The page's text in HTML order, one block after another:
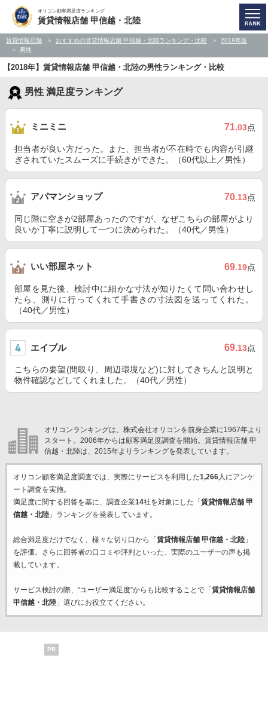
オリコン顧客満足度ランキング
賃貸情報店舗 甲信越・北陸
賃貸情報店舗 おすすめの賃貸情報店舗 甲信越・北陸ランキング・比較
2018年版
男性
【2018年】賃貸情報店舗 甲信越・北陸の男性ランキング・比較
男性 満足度ランキング
ミニミニ 71.03点
担当者が良い方だった。また、担当者が不在時でも内容が引継
ぎされていたスムーズに手続きができた。（60代以上／男性）
アパマンショップ 70.13点
同じ階に空きが2部屋あったのですが、なぜこちらの部屋がより
良いか丁寧に説明して一つに決められた。（40代／男性）
いい部屋ネット 69.19点
部屋を見た後、検討中に細かな寸法が知りたくて問い合わせし
たら、測りに行ってくれて手書きの寸法図を送ってくれた。
（40代／男性）
エイブル 69.13点
こちらの要望(間取り、周辺環境など)に対してきちんと説明と
物件確認などしてくれました。（40代／男性）
オリコンランキングは、株式会社オリコンを前身企業に1967年より
スタート。2006年からは顧客満足度調査を開始。賃貸情報店舗 甲
信越・北陸は、2015年よりランキングを発表しています。
オリコン顧客満足度調査では、実際にサービスを利用した1,266人にアンケ
ート調査を実施。
満足度に関する回答を基に、調査企業14社を対象にした「 賃貸情報店舗 甲
信越・北陸」ランキングを発表しています。
総合満足度だけでなく、様々な切り口から「 賃貸情報店舗 甲信越・北陸」
を評価。さらに回答者の口コミや評判といった、実際のユーザーの声も掲
載しています。
サービス検討の際、“ユーザー満足度”からも比較することで「 賃貸情報店舗
甲信越・北陸」選びにお役立てください。
PR